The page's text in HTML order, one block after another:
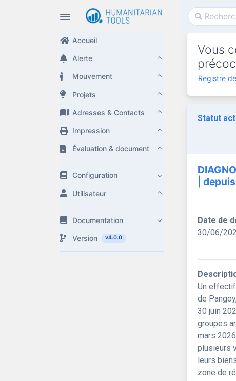
Accueil
Alerte
Mouvement
Projets
Adresses & Contacts
Impression
Évaluation & document
Configuration
Utilisateur
Documentation
Version v4.0.0
Vous
Registre
Statut
|
Date de
30/06/
Un
de
30 juin
groupes
mars
plusieurs
leurs
zone de